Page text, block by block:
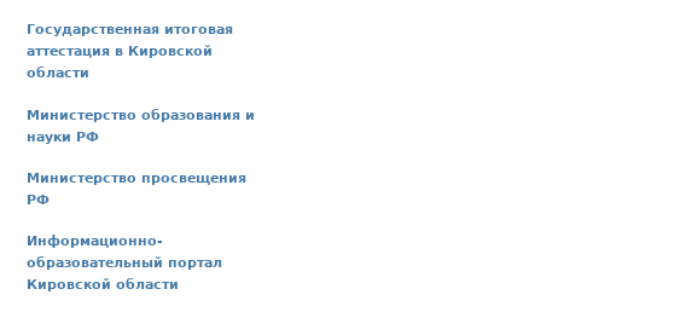
Государственная итоговая
аттестация в Кировской
области
Министерство образования и
науки РФ
Министерство просвещения
РФ
Информационно-
образовательный портал
Кировской области